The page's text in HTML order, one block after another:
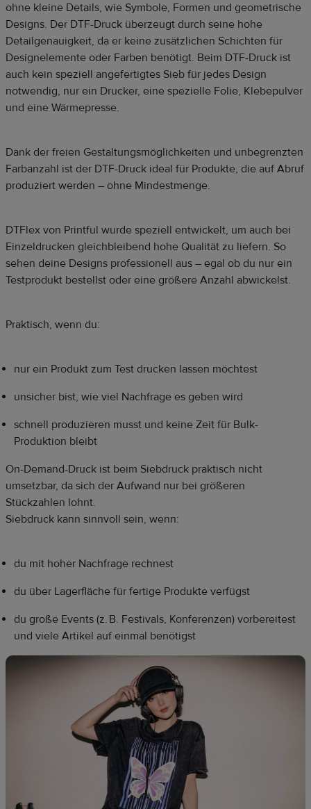
ohne kleine Details, wie Symbole, Formen und geometrische
Designs. Der DTF-Druck überzeugt durch seine hohe
Detailgenauigkeit, da er keine zusätzlichen Schichten für
Designelemente oder Farben benötigt. Beim DTF-Druck ist
auch kein speziell angefertigtes Sieb für jedes Design
notwendig, nur ein Drucker, eine spezielle Folie, Klebepulver
und eine Wärmepresse.
Dank der freien Gestaltungsmöglichkeiten und unbegrenzten
Farbanzahl ist der DTF-Druck ideal für Produkte, die auf Abruf
produziert werden – ohne Mindestmenge.
DTFlex von Printful wurde speziell entwickelt, um auch bei
Einzeldrucken gleichbleibend hohe Qualität zu liefern. So
sehen deine Designs professionell aus – egal ob du nur ein
Testprodukt bestellst oder eine größere Anzahl abwickelst.
Praktisch, wenn du:
nur ein Produkt zum Test drucken lassen möchtest
unsicher bist, wie viel Nachfrage es geben wird
schnell produzieren musst und keine Zeit für Bulk-
Produktion bleibt
On-Demand-Druck ist beim Siebdruck praktisch nicht
umsetzbar, da sich der Aufwand nur bei größeren
Stückzahlen lohnt.
Siebdruck kann sinnvoll sein, wenn:
du mit hoher Nachfrage rechnest
du über Lagerfläche für fertige Produkte verfügst
du große Events (z. B. Festivals, Konferenzen) vorbereitest
und viele Artikel auf einmal benötigst